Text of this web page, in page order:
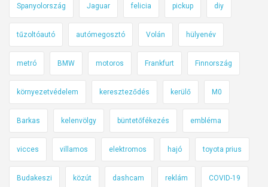
b
é
h
k
o
y
Spanyolország Jaguar felicia pickup diy
tűzoltóautó autómegosztó Volán hülyenév
metró BMW motoros Frankfurt Finnország
környezetvédelem kereszteződés kerülő M0
Barkas kelenvölgy büntetőfékezés embléma
vicces villamos elektromos hajó toyota prius
Budakeszi közút dashcam reklám COVID-19